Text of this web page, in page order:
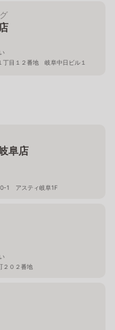
丁目１２番地 岐阜中日ビル１
阜店
1 アスティ岐阜1F
２０２番地